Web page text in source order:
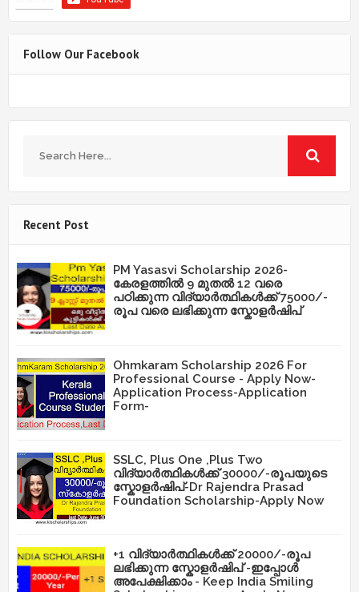
Follow Our Facebook
Recent Post
PM Yasasvi Scholarship 2026-
കേരളത്തിൽ 9 മുതൽ 12 വരെ
പഠിക്കുന്ന വിദ്യാർത്ഥികൾക്ക് 75000/-
രൂപ വരെ ലഭിക്കുന്ന സ്കോളർഷിപ്
Ohmkaram Scholarship 2026 For
Professional Course - Apply Now-
Application Process-Application
Form-
SSLC, Plus One ,Plus Two
വിദ്യാർത്ഥികൾക്ക് 30000/-രൂപയുടെ
സ്കോളർഷിപ്-Dr Rajendra Prasad
Foundation Scholarship-Apply Now
+1 വിദ്യാർത്ഥികൾക്ക് 20000/-രൂപ
ലഭിക്കുന്ന സ്കോളർഷിപ് -ഇപ്പോൾ
അപേക്ഷിക്കാം - Keep India Smiling